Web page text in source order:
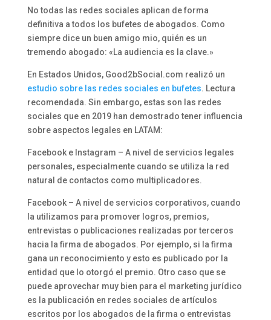
No todas las redes sociales aplican de forma
definitiva a todos los bufetes de abogados. Como
siempre dice un buen amigo mio, quién es un
tremendo abogado: «La audiencia es la clave.»
En Estados Unidos, Good2bSocial.com realizó un
estudio sobre las redes sociales en bufetes. Lectura
recomendada. Sin embargo, estas son las redes
sociales que en 2019 han demostrado tener influencia
sobre aspectos legales en LATAM:
Facebook e Instagram – A nivel de servicios legales
personales, especialmente cuando se utiliza la red
natural de contactos como multiplicadores.
Facebook – A nivel de servicios corporativos, cuando
la utilizamos para promover logros, premios,
entrevistas o publicaciones realizadas por terceros
hacia la firma de abogados. Por ejemplo, si la firma
gana un reconocimiento y esto es publicado por la
entidad que lo otorgó el premio. Otro caso que se
puede aprovechar muy bien para el marketing jurídico
es la publicación en redes sociales de artículos
escritos por los abogados de la firma o entrevistas